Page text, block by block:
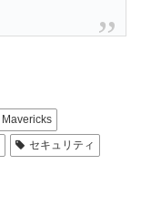
Mavericks
セキュリティ